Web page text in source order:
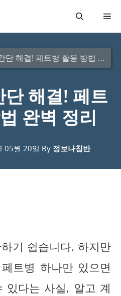
메
해결! 페트병 활용 방법 완벽 정리
단 해결! 페트
완벽 정리
05월 20일 By 정보나침반
기 쉽습니다. 하지만
트병 하나만 있으면
있다는 사실, 알고 계